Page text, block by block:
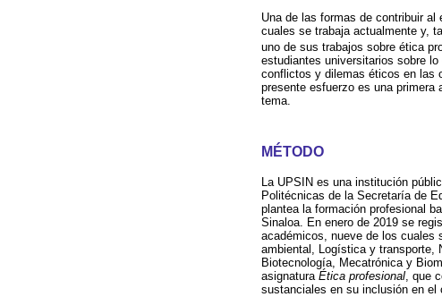
Una de las formas de contribuir
cuales se trabaja actualmente y,
uno de sus trabajos sobre ética
estudiantes universitarios sobre
conflictos y dilemas éticos en las
presente esfuerzo es una primera
tema.
MÉTODO
La UPSIN es una institución
Politécnicas de la Secretaría de
plantea la formación profesional
Sinaloa. En enero de 2019 se
académicos, nueve de los cuales
ambiental, Logística y transporte,
Biotecnología, Mecatrónica y
asignatura Ética profesional , que
sustanciales en su inclusión en el